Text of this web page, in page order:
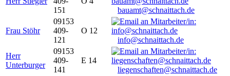
151
bauamt@schnaittach.de
Frau Stöhr
09153
409-
121
O 12
info@schnaittach.de
Herr
Unterburger
09153
409-
141
E 14
liegenschaften@schnaittach.de